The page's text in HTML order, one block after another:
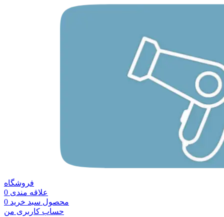
فروشگاه
0 علاقه مندی
0
محصول سبد خرید
حساب کاربری من